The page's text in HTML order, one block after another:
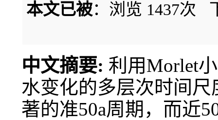
本文已被：浏览 1437次
中文摘要: 利用Morlet
水变化的多层次时间
著的准50a周期，而近